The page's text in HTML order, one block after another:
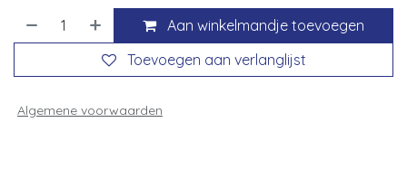
Aan winkelmandje toevoegen
Toevoegen aan verlanglijst
Algemene voorwaarden